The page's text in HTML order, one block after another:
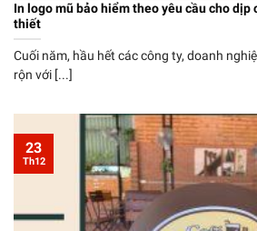
In logo mũ bảo hiểm theo yêu cầu cho dịp
thiết
Cuối năm, hầu hết các công ty, doanh
rộn với [...]
23
Th12